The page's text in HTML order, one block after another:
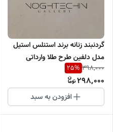
گردنبند زنانه برند استنلس استیل
مدل دلفین طرح طلا وارداتی
398,000
25%
298,000
افزودن به سبد